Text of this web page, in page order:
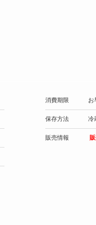
消費期限 お
保存方法 冷
販売情報